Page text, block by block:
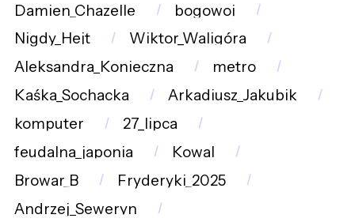
Damien_Chazelle
bogowoj
Nigdy_Hejt
Wiktor_Waligóra
Aleksandra_Konieczna
metro
Kaśka_Sochacka
Arkadiusz_Jakubik
komputer
27_lipca
feudalna_japonia
Kowal
Browar_B
Fryderyki_2025
Andrzej_Seweryn